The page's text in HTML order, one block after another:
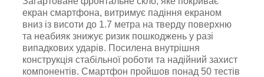
екран смартфона, витримує падіння екраном
вниз із висоти до 1.7 метра на тверду поверхню
та неабияк знижує ризик пошкоджень у разі
випадкових ударів. Посилена внутрішня
конструкція стабільної роботи та надійний захист
компонентів. Смартфон пройшов понад 50 тестів